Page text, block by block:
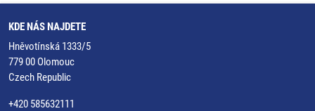
KDE NÁS NAJDETE
Hněvotínská 1333/5
779 00 Olomouc
Czech Republic
+420 585632111